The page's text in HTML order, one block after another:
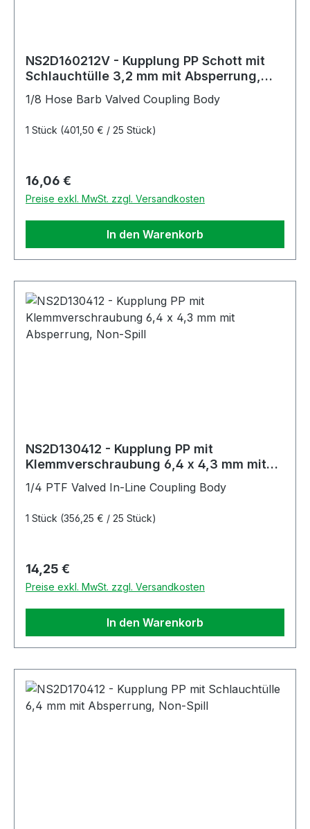
NS2D160212V - Kupplung PP Schott mit
Schlauchtülle 3,2 mm mit Absperrung,
1/8 Hose Barb Valved Coupling Body
1 Stück (401,50 € / 25 Stück)
Regulärer Preis:
16,06 €
Preise exkl. MwSt. zzgl. Versandkosten
In den Warenkorb
NS2D130412 - Kupplung PP mit
Klemmverschraubung 6,4 x 4,3 mm mit
1/4 PTF Valved In-Line Coupling Body
1 Stück (356,25 € / 25 Stück)
Regulärer Preis:
14,25 €
Preise exkl. MwSt. zzgl. Versandkosten
In den Warenkorb